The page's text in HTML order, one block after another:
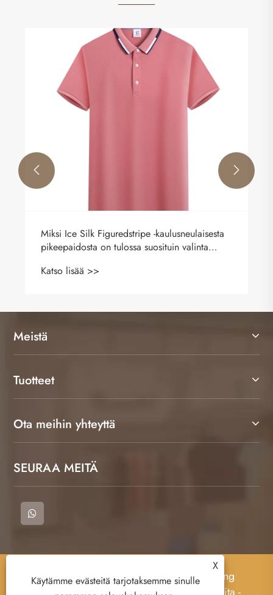
Miksi Ice Silk Figuredstripe -kaulusneulaisesta
pikeepaidosta on tulossa suosituin valinta
Katso lisää >>
 
Meistä
Tuotteet
Ota meihin yhteyttä
SEURAA MEITÄ
Tekijänoikeudet © 2023 Cangnan County Qimeng
X
Käytämme evästeitä tarjotaksemme sinulle